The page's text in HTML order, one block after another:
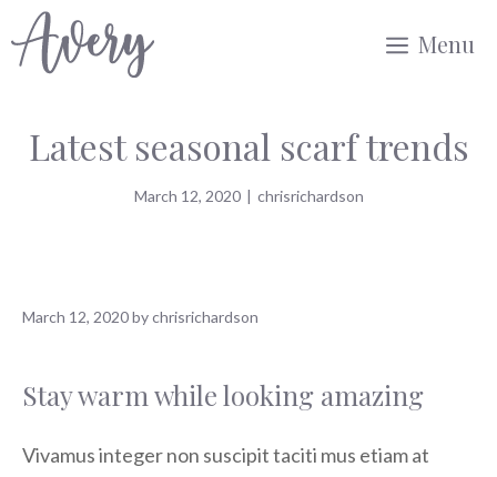
to
Menu
Latest seasonal scarf trends
March 12, 2020 | chrisrichardson
March 12, 2020bychrisrichardson
Stay warm while looking amazing
Vivamus integer non suscipit taciti mus etiam at